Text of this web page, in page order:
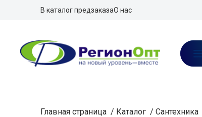
В каталог предзаказаО нас
Главная страница / Каталог / Сантехника